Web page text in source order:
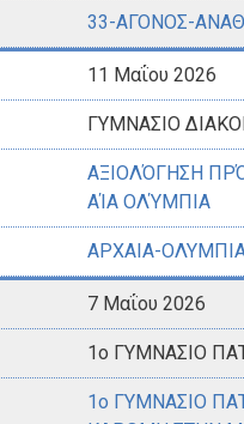
33-ΑΓΟΝΟΣ-
11 Μαΐου 2026
ΓΥΜΝΑΣΙΟ
ΑΞΙΟΛΌΓΗΣΗ
ΑΊΑ ΟΛΎΜΠΙΑ
ΑΡΧΑΙΑ-
7 Μαΐου 2026
1ο ΓΥΜΝΑΣΙΟ
1ο ΓΥΜΝΑΣΙΟ